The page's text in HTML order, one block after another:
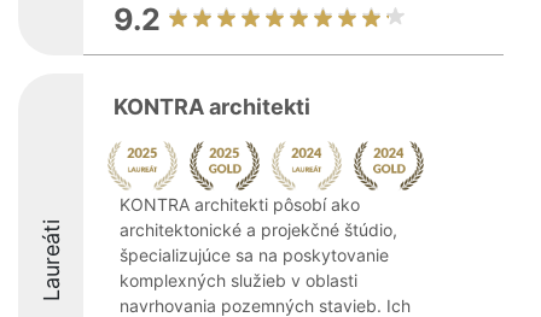
9.2
Laureáti
KONTRA architekti
KONTRA architekti pôsobí ako
architektonické a projekčné štúdio,
špecializujúce sa na poskytovanie
komplexných služieb v oblasti
navrhovania pozemných stavieb. Ich